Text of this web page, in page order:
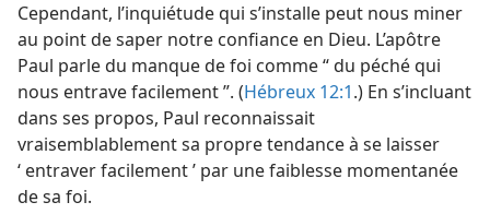
Cependant, l’inquiétude qui s’installe peut nous miner
au point de saper notre confiance en Dieu. L’apôtre
Paul parle du manque de foi comme “ du péché qui
nous entrave facilement ”. (Hébreux 12:1.) En s’incluant
dans ses propos, Paul reconnaissait
vraisemblablement sa propre tendance à se laisser
‘ entraver facilement ’ par une faiblesse momentanée
de sa foi.